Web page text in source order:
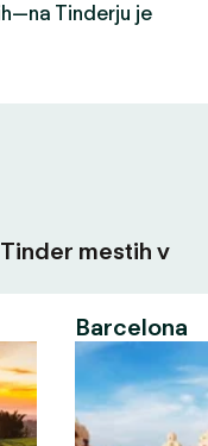
Tinderju je
mestih v
Barcelona